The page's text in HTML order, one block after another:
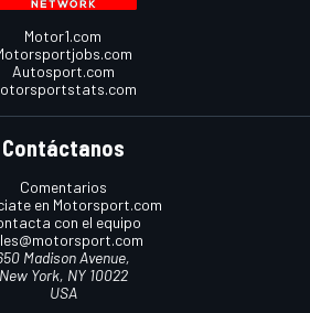
Motor1.com
Autosport.com
Contáctanos
Comentarios
en Motorsport.com
con el equipo
Madison Avenue,
New York, NY 10022
USA